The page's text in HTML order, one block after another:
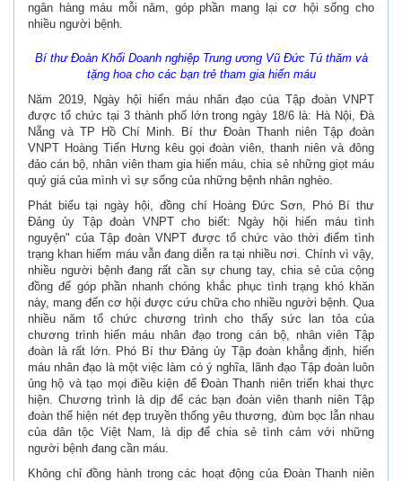
ngân hàng máu mỗi năm, góp phần mang lại cơ hội sống cho
nhiều người bệnh.
Bí thư Đoàn Khối Doanh nghiệp Trung ương Vũ Đức Tú thăm và
tặng hoa cho các bạn trẻ tham gia hiến máu
Năm 2019, Ngày hội hiến máu nhân đạo của Tập đoàn VNPT
được tổ chức tại 3 thành phố lớn trong ngày 18/6 là: Hà Nội, Đà
Nẵng và TP Hồ Chí Minh. Bí thư Đoàn Thanh niên Tập đoàn
VNPT Hoàng Tiến Hưng kêu gọi đoàn viên, thanh niên và đông
đảo cán bộ, nhân viên tham gia hiến máu, chia sẻ những giọt máu
quý giá của mình vì sự sống của những bệnh nhân nghèo.
Phát biểu tại ngày hội, đồng chí Hoàng Đức Sơn, Phó Bí thư
Đảng ủy Tập đoàn VNPT cho biết: Ngày hội hiến máu tình
nguyện" của Tập đoàn VNPT được tổ chức vào thời điểm tình
trạng khan hiếm máu vẫn đang diễn ra tại nhiều nơi. Chính vì vậy,
nhiều người bệnh đang rất cần sự chung tay, chia sẻ của cộng
đồng để góp phần nhanh chóng khắc phục tình trạng khó khăn
này, mang đến cơ hội được cứu chữa cho nhiều người bệnh. Qua
nhiều năm tổ chức chương trình cho thấy sức lan tỏa của
chương trình hiến máu nhân đạo trong cán bộ, nhân viên Tập
đoàn là rất lớn. Phó Bí thư Đảng ủy Tập đoàn khẳng định, hiến
máu nhân đạo là một việc làm có ý nghĩa, lãnh đạo Tập đoàn luôn
ủng hộ và tạo mọi điều kiện để Đoàn Thanh niên triển khai thực
hiện. Chương trình là dịp để các bạn đoàn viên thanh niên Tập
đoàn thể hiện nét đẹp truyền thống yêu thương, đùm bọc lẫn nhau
của dân tộc Việt Nam, là dịp để chia sẻ tình cảm với những
người bệnh đang cần máu.
Không chỉ đồng hành trong các hoạt động của Đoàn Thanh niên